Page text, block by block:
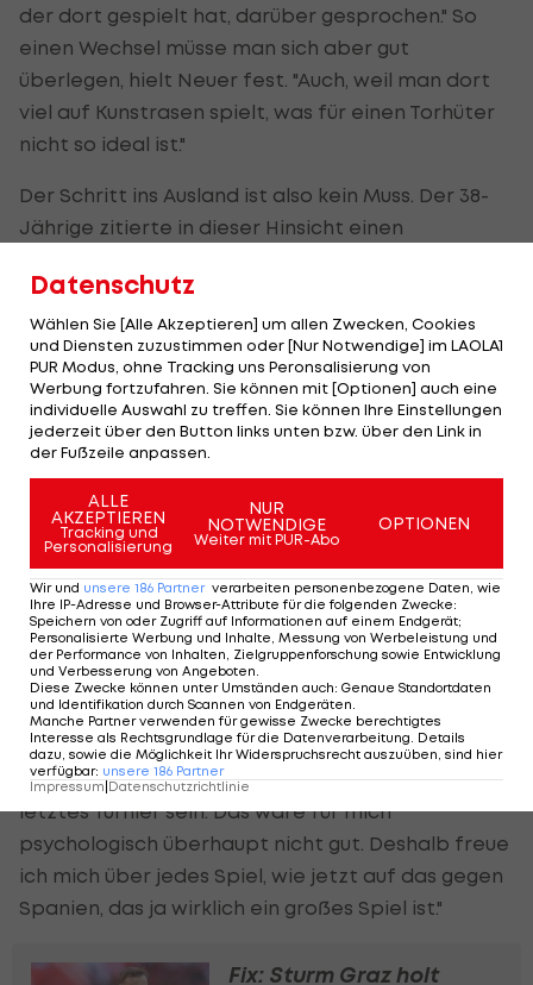
der dort gespielt hat, darüber gesprochen." So
einen Wechsel müsse man sich aber gut
überlegen, hielt Neuer fest. "Auch, weil man dort
viel auf Kunstrasen spielt, was für einen Torhüter
nicht so ideal ist."
Der Schritt ins Ausland ist also kein Muss. Der 38-
Jährige zitierte in dieser Hinsicht einen
hat mir immer gesagt: Du kannst auch nach deiner
Karriere ein paar Jahre im Ausland leben."
Im Moment liege der volle Fokus jedenfalls auf
der Europameisterschaft. "Ich genieße das Turnier
sowieso sehr intensiv, weil ich glücklich bin, dass
zurückgeschafft habe. Dann genieße ich es, weil es
ein Heim-Turnier ist und jeder von uns totale Lust
auf diese EM hat."
Mit einem Ende in der Nationalmannschaft
beschäftige sich Neuer zurzeit noch nicht. "Ganz
ehrlich: Irgendwie denke ich gar nicht ans
Aufhören. Ich glaube, es würde mich hemmen und
unter Druck setzen, wenn ich mir ständig ins
Gedächtnis rufen würde: Oh, das könnte jetzt dein
letztes Turnier sein. Das wäre für mich
psychologisch überhaupt nicht gut. Deshalb freue
ich mich über jedes Spiel, wie jetzt auf das gegen
Spanien, das ja wirklich ein großes Spiel ist."
Fix: Sturm Graz holt
Datenschutz
Wählen Sie [Alle Akzeptieren] um allen Zwecken, Cookies
und Diensten zuzustimmen oder [Nur Notwendige] im LAOLA1
PUR Modus, ohne Tracking uns Peronsalisierung von
Werbung fortzufahren. Sie können mit [Optionen] auch eine
individuelle Auswahl zu treffen. Sie können Ihre Einstellungen
jederzeit über den Button links unten bzw. über den Link in
der Fußzeile anpassen.
ALLE
AKZEPTIEREN
Tracking und
Personalisierung
NUR
NOTWENDIGE
Weiter mit PUR-Abo
OPTIONEN
Wir und unsere 186 Partner verarbeiten personenbezogene Daten, wie
Ihre IP-Adresse und Browser-Attribute für die folgenden Zwecke:
Speichern von oder Zugriff auf Informationen auf einem Endgerät;
Personalisierte Werbung und Inhalte, Messung von Werbeleistung und
der Performance von Inhalten, Zielgruppenforschung sowie Entwicklung
und Verbesserung von Angeboten
Diese Zwecke können unter Umständen auch: Genaue Standortdaten
und Identifikation durch Scannen von Endgeräten
Manche Partner verwenden für gewisse Zwecke berechtigtes
Interesse als Rechtsgrundlage für die Datenverarbeitung. Details
dazu, sowie die Möglichkeit Ihr Widerspruchsrecht auszuüben, sind hier
verfügbar: unsere 186 Partner
Impressum|Datenschutzrichtlinie